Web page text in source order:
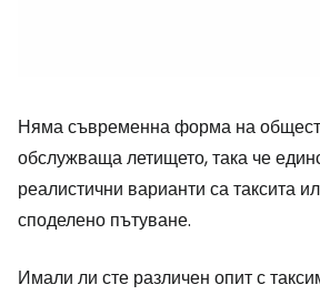
Няма съвременна форма на
обслужваща летището, така че
реалистични варианти са таксита
споделено пътуване.
Имали ли сте различен опит с